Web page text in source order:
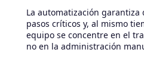
La automatización garantiza
pasos críticos y, al mismo
equipo se concentre en el
no en la administración